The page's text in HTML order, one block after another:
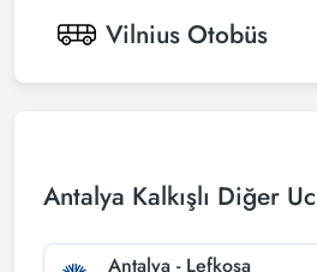
Vilnius Otobüs
Antalya Kalkışlı Diğer
Antalya - Lefkoşa